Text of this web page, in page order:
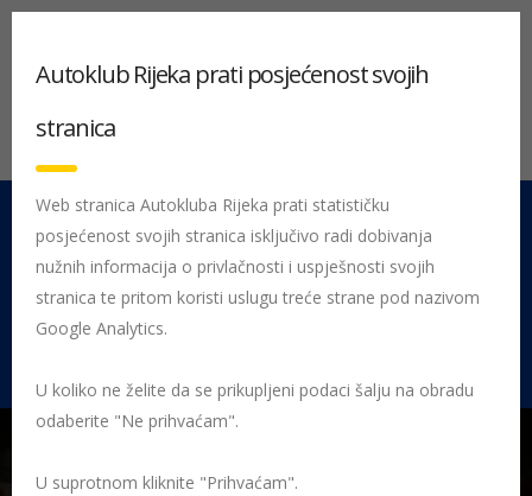
051 212 442 Centrala
Pon - Pet 08:00 - 16:00
Rujevica 9/1, 51000 Rijeka
Početna Posljednje objavljene novosti
Autoklub Rijeka prati posjećenost svojih
stranica
Web stranica Autokluba Rijeka prati statističku
posjećenost svojih stranica isključivo radi dobivanja
nužnih informacija o privlačnosti i uspješnosti svojih
stranica te pritom koristi uslugu treće strane pod nazivom
Google Analytics.
U koliko ne želite da se prikupljeni podaci šalju na obradu
odaberite "Ne prihvaćam".
U suprotnom kliknite "Prihvaćam".